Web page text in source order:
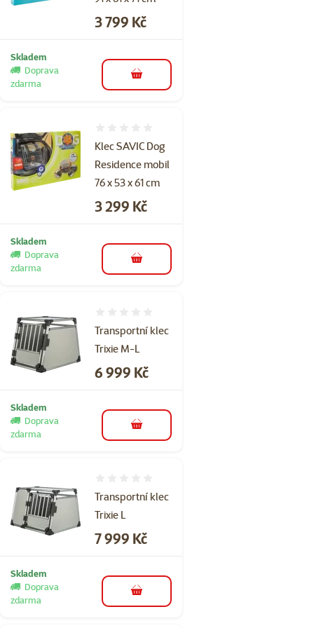
Cena
3 799 Kč
Skladem
Doprava
zdarma
do košíku
Klec SAVIC Dog
Residence mobil
76 x 53 x 61 cm
Cena
3 299 Kč
Skladem
Doprava
zdarma
do košíku
Transportní klec
Trixie M-L
Cena
6 999 Kč
Skladem
Doprava
zdarma
do košíku
Transportní klec
Trixie L
Cena
7 999 Kč
Skladem
Doprava
zdarma
do košíku